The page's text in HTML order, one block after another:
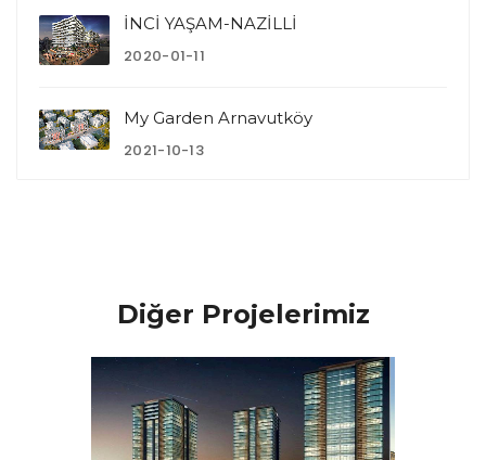
İNCİ YAŞAM-NAZİLLİ
2020-01-11
My Garden Arnavutköy
2021-10-13
Diğer Projelerimiz